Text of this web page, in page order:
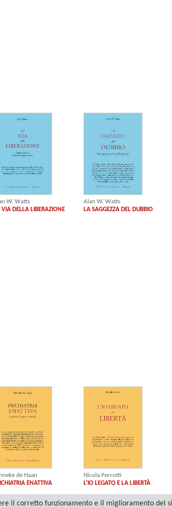
W. Watts
VIA DELLA LIBERAZIONE
Alan W. Watts
LA SAGGEZZA DEL DUBBIO
de Haan
ENATTIVA
Nicola Perrotti
L'IO LEGATO E LA LIBERTÀ
il corretto funzionamento e il miglioramento del